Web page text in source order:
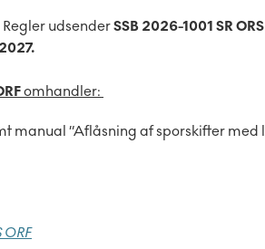
udsenderSSB 2026-1001 SR ORS
omhandler:
manual ”Aflåsning af sporskifter
ORF